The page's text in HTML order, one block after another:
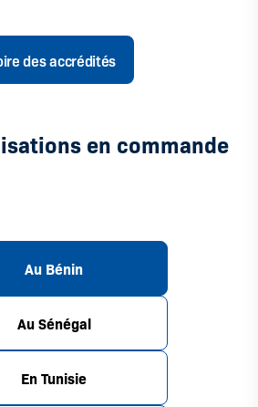
des accrédités
en commande
Au Bénin
Au Sénégal
En Tunisie